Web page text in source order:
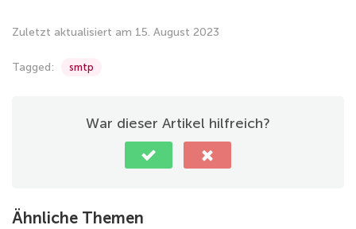
Zuletzt aktualisiert am 15. August 2023
Tagged: smtp
War dieser Artikel hilfreich?
Ähnliche Themen